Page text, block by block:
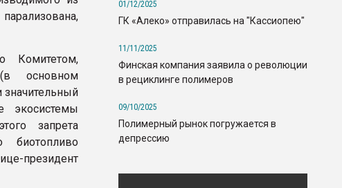
Комитетом,
основном
значительный
экосистемы
запрета
биотопливо
президент
01/12/2025
ГК «Алеко» отправилась на "Кассиопею"
11/11/2025
Финская компания заявила о революции
в рециклинге полимеров
09/10/2025
Полимерный рынок погружается в
депрессию